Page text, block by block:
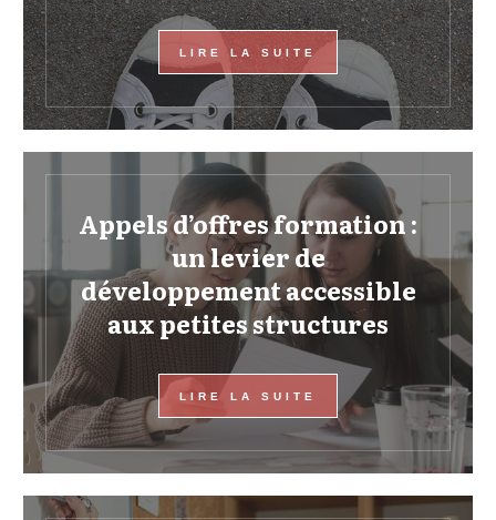
LIRE LA SUITE
Appels d’offres formation :
un levier de
développement accessible
aux petites structures
LIRE LA SUITE